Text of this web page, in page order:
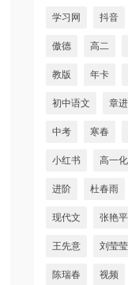
学习网 抖音
傲德 高二
教版 年卡
初中语文 章进
中考 寒春
小红书 高一
进阶 杜春雨
现代文 张艳平
王先意 刘莹莹
陈瑞春 视频